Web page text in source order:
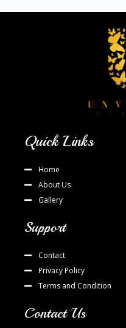
Quick Links
Home
About Us
Gallery
Support
Contact
Privacy Policy
Terms and Condition
Contact Us